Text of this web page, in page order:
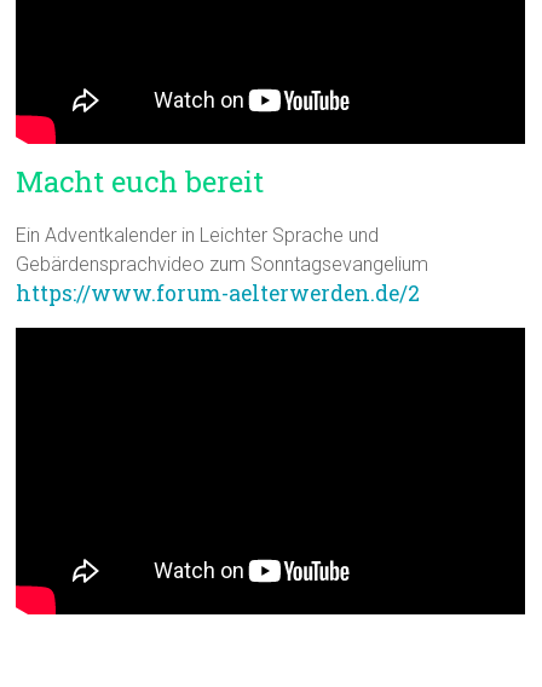
Macht euch bereit
Ein Adventkalender in Leichter Sprache und
Gebärdensprachvideo zum Sonntagsevangelium
https://www.forum-aelterwerden.de/2